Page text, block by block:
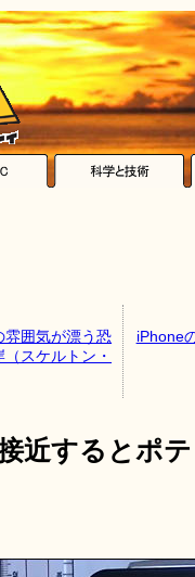
雰囲気が漂う恐
スケルトン・
iPhone
近するとポ